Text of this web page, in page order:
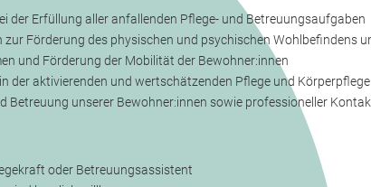
der Erfüllung aller anfallenden Pflege- und Betreuungsaufgaben
Förderung des physischen und psychischen Wohlbefindens
und Förderung der Mobilität der Bewohner:innen
der aktivierenden und wertschätzenden Pflege und Körperpflege
Betreuung unserer Bewohner:innen sowie professioneller
oder Betreuungsassistent